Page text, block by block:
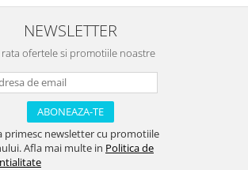
NEWSLETTER
rata ofertele si promotiile noastre
primesc newsletter cu promotiile
Afla mai multe in Politica de